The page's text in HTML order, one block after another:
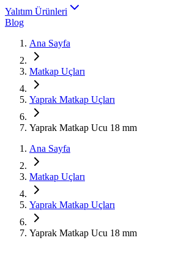
Yalıtım Ürünleri
Blog
Ana Sayfa
Matkap Uçları
Yaprak Matkap Uçları
Yaprak Matkap Ucu 18 mm
Ana Sayfa
Matkap Uçları
Yaprak Matkap Uçları
Yaprak Matkap Ucu 18 mm